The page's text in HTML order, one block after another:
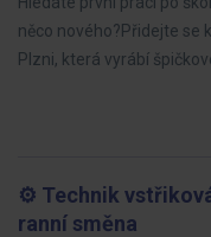
něco nového?Přidejte se
Plzni, která vyrábí
⚙️ Technik
ranní směna